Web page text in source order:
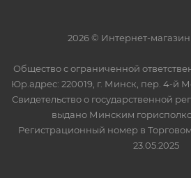
2026 © Интернет-
Общество с ограниченной
Юр.адрес: 220019, г. Минск, пер. 4-й
Свидетельство о государственной
выдано Минским
Регистрационный номер в
23.05.2025